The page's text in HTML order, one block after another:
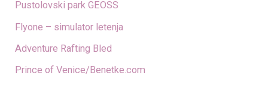
Pustolovski park GEOSS
Flyone – simulator letenja
Adventure Rafting Bled
Prince of Venice/Benetke.com